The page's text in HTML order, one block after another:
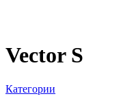
Vector S
Категории